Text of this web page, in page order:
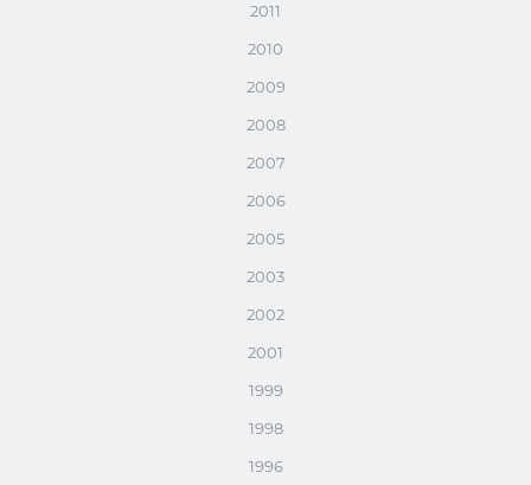
2011
2010
2009
2008
2007
2006
2005
2003
2002
2001
1999
1998
1996